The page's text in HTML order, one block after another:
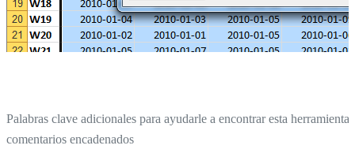
Palabras clave adicionales para ayudarle a encontrar esta herramienta:
comentarios encadenados